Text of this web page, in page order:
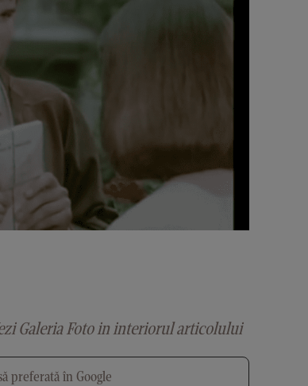
Galeria Foto in interiorul articolului
preferată în Google